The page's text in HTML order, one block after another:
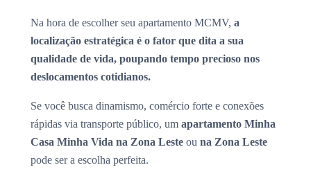
Na hora de escolher seu apartamento MCMV, a
localização estratégica é o fator que dita a sua
qualidade de vida, poupando tempo precioso nos
deslocamentos cotidianos.
Se você busca dinamismo, comércio forte e conexões
rápidas via transporte público, um apartamento Minha
Casa Minha Vida na Zona Leste ou na Zona Leste
pode ser a escolha perfeita.